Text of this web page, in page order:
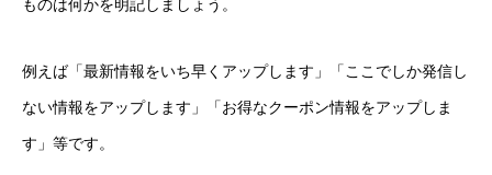
ものは何かを明記しましょう。
例えば「最新情報をいち早くアップします」「ここでしか発信し
ない情報をアップします」「お得なクーポン情報をアップしま
す」等です。